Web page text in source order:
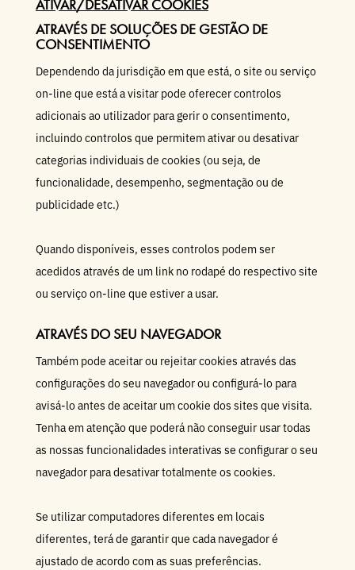
ATIVAR/DESATIVAR COOKIES
ATRAVÉS DE SOLUÇÕES DE GESTÃO DE
CONSENTIMENTO
Dependendo da jurisdição em que está, o site ou serviço
on-line que está a visitar pode oferecer controlos
adicionais ao utilizador para gerir o consentimento,
incluindo controlos que permitem ativar ou desativar
categorias individuais de cookies (ou seja, de
funcionalidade, desempenho, segmentação ou de
publicidade etc.)
Quando disponíveis, esses controlos podem ser
acedidos através de um link no rodapé do respectivo site
ou serviço on-line que estiver a usar.
ATRAVÉS DO SEU NAVEGADOR
Também pode aceitar ou rejeitar cookies através das
configurações do seu navegador ou configurá-lo para
avisá-lo antes de aceitar um cookie dos sites que visita.
Tenha em atenção que poderá não conseguir usar todas
as nossas funcionalidades interativas se configurar o seu
navegador para desativar totalmente os cookies.
Se utilizar computadores diferentes em locais
diferentes, terá de garantir que cada navegador é
ajustado de acordo com as suas preferências.